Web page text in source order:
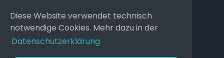
Diese Website verwendet technisch
notwendige Cookies. Mehr dazu in der
Datenschutzerklärung
Inhalt
springen